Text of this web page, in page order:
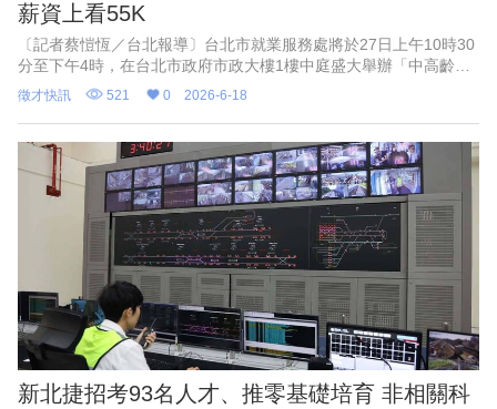
薪資上看55K
〔記者蔡愷恆／台北報導〕台北市就業服務處將於27日上午10時30
分至下午4時，在台北市政府市政大樓1樓中庭盛大舉辦「中高齡友
善企業聯合就業博覽會」。就服處表示，本次參與企業都是近三年
獲得中高齡友善認證
徵才快訊 521 0 2026-6-18
新北捷招考93名人才、推零基礎培育 非相關科